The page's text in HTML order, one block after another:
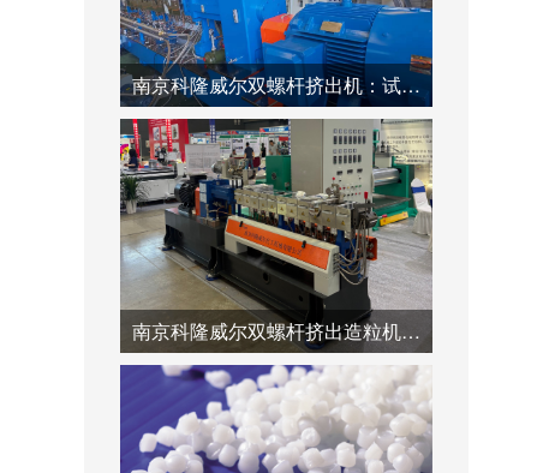
南京科隆威尔双螺杆挤出机：试用后紧急清洗螺杆的高效专业方法
南京科隆威尔双螺杆挤出造粒机:四波客户接待交替进行，展现繁忙的专业品质。